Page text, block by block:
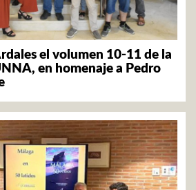
el volumen 10-11 de la
en homenaje a Pedro